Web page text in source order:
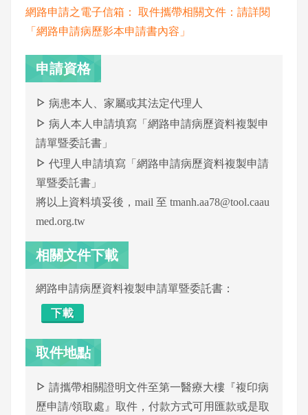
網路申請之電子信箱： 取件攜帶相關文件：請詳閱
「網路申請病歷影本申請書內容」
申請資格
病患本人、家屬或其法定代理人
病人本人申請填寫「網路申請病歷資料複製申
請單暨委託書」
代理人申請填寫「網路申請病歷資料複製申請
單暨委託書」
將以上資料填妥後，mail 至 tmanh.aa78@tool.caau
med.org.tw
相關文件下載
網路申請病歷資料複製申請單暨委託書：
下載
取件地點
請攜帶相關證明文件至第一醫療大樓『複印病
歷申請/領取處』取件，付款方式可用匯款或是取